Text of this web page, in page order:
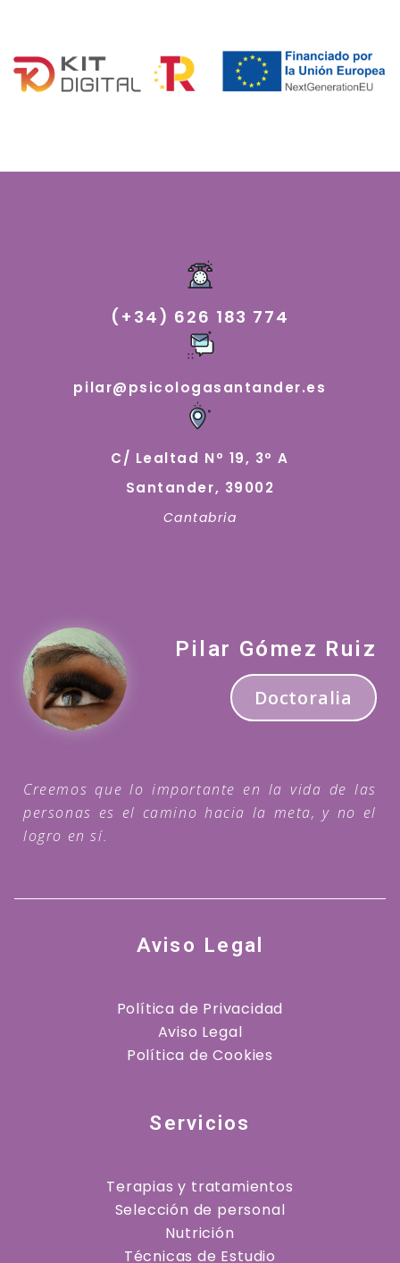
(+34) 626 183 774
pilar@psicologasantander.es
C/ Lealtad Nº 19, 3º A
Santander, 39002
Cantabria
Pilar Gómez Ruiz
Doctoralia
Creemos que lo importante en la vida de las
personas es el camino hacia la meta, y no el
logro en sí.
Aviso Legal
Política de Privacidad
Aviso Legal
Política de Cookies
Servicios
Terapias y tratamientos
Selección de personal
Nutrición
Técnicas de Estudio